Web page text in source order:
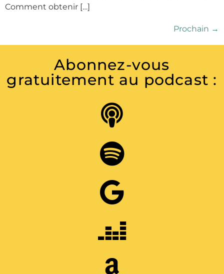
Comment obtenir […]
Prochain →
Abonnez-vous
gratuitement au podcast :